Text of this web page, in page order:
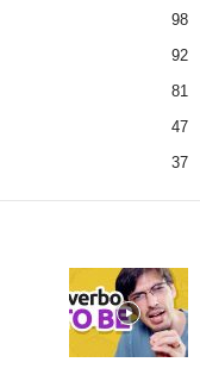
98
92
81
47
37